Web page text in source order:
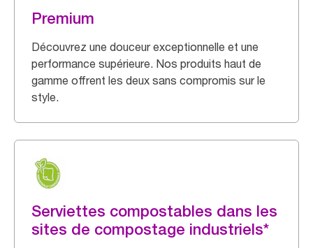
Premium
Découvrez une douceur exceptionnelle et une
performance supérieure. Nos produits haut de
gamme offrent les deux sans compromis sur le
style.
Serviettes compostables dans les
sites de compostage industriels*